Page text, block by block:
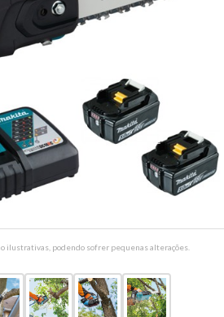
ilustrativas, podendo sofrer pequenas alterações.